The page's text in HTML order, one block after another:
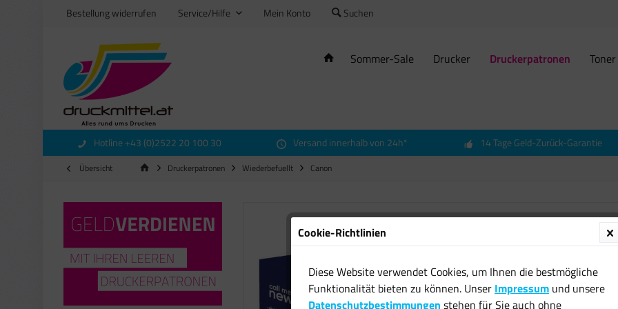
Bestellung widerrufen Service/Hilfe Mein Konto Suchen
Sommer-Sale Drucker Druckerpatronen Toner
Hotline +43 (0)2522 20 100 30 Versand innerhalb von 24h* 14 Tage Geld-Zurück-Garantie
Übersicht Druckerpatronen Wiederbefuellt Canon
2x
XL/
5350
Cookie-Richtlinien
Diese Website verwendet Cookies, um Ihnen die bestmögliche
Funktionalität bieten zu können. Unser Impressum und unsere
Datenschutzbestimmungen stehen für Sie auch ohne